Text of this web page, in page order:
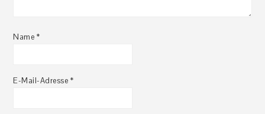
Name *
E-Mail-Adresse *